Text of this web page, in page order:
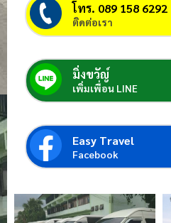
โทร. 089 158 6292
ติดต่อเรา
มิ่งขวัญ์
เพิ่มเพื่อน LINE
Easy Travel
Facebook